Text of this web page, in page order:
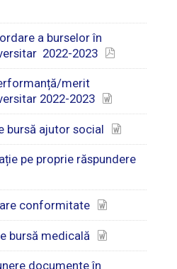
a burselor în
2022-2023
merit
2022-2023
bursă ajutor social
pe proprie răspundere
conformitate
bursă medicală
documente în